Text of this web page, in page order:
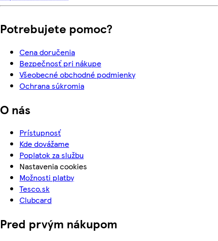
Potrebujete pomoc?
Cena doručenia
Bezpečnosť pri nákupe
Všeobecné obchodné podmienky
Ochrana súkromia
O nás
Prístupnosť
Kde dovážame
Poplatok za službu
Nastavenia cookies
Možnosti platby
Tesco.sk
Clubcard
Pred prvým nákupom